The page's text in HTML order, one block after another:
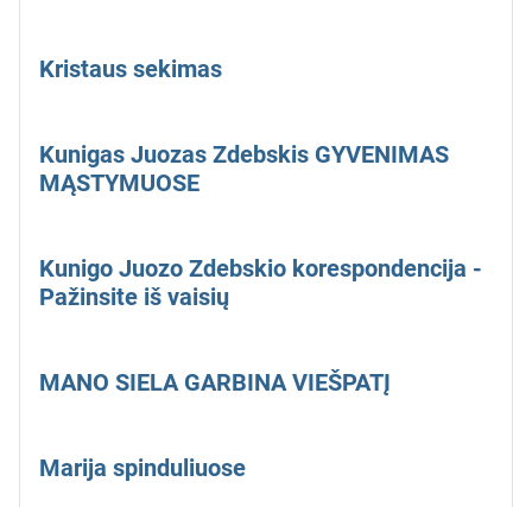
Kristaus sekimas
Kunigas Juozas Zdebskis GYVENIMAS
MĄSTYMUOSE
Kunigo Juozo Zdebskio korespondencija -
Pažinsite iš vaisių
MANO SIELA GARBINA VIEŠPATĮ
Marija spinduliuose